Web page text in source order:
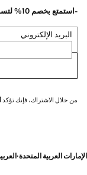
-استمتع بخصم 10% لتسوقك القادم عند اشتراكك في نشرتنا الاخبارية
البريد الإلكتروني
من خلال الاشتراك، فإنك
الإمارات العربية المتحدة·